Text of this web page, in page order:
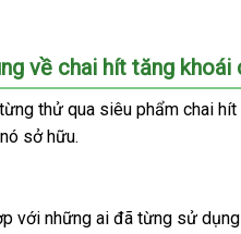
về chai hít tăng
thử qua siêu phẩm chai
sở hữu.
sản
với đẹp
những ai địa
đã từng sử